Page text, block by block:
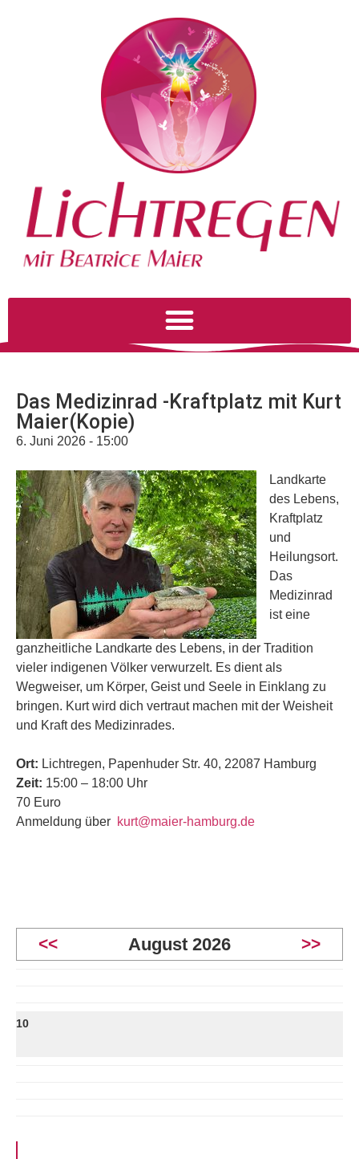
Das Medizinrad -Kraftplatz mit Kurt
Maier(Kopie)
6. Juni 2026 - 15:00
Landkarte
des Lebens,
Kraftplatz
und
Heilungsort.
Das
Medizinrad
ist eine
ganzheitliche Landkarte des Lebens, in der Tradition
vieler indigenen Völker verwurzelt. Es dient als
Wegweiser, um Körper, Geist und Seele in Einklang zu
bringen. Kurt wird dich vertraut machen mit der Weisheit
und Kraft des Medizinrades.
Ort: Lichtregen, Papenhuder Str. 40, 22087 Hamburg
Zeit: 15:00 – 18:00 Uhr
70 Euro
Anmeldung über kurt@maier-hamburg.de
<< August 2026 >>
10